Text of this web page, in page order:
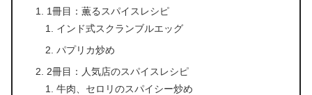
1冊目：薫るスパイスレシピ
インド式スクランブルエッグ
パプリカ炒め
2冊目：人気店のスパイスレシピ
牛肉、セロリのスパイシー炒め